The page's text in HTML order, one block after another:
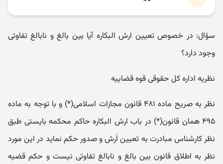
سؤال: در خصوص تعیین ارش البکاره آیا بین بالغ و نابالغ تفاوتی
وجود دارد؟
نظریه اداره کل حقوقی قوه قضاییه
نظر به صریح ماده ۴۸۱ قانون مجازات اسلامی(*) و با توجه به ماده
۴۹۵ همان قانون(*) در باب ارش البکاره حاکم محکمه بایستی طبق
نظر کارشناس مبادرت به تعیین اَرش و صدور حکم نماید در این مورد
نظر به اطلاق قانون بین بالغ و نابالغ تفاوتی نیست و حکم قضیه